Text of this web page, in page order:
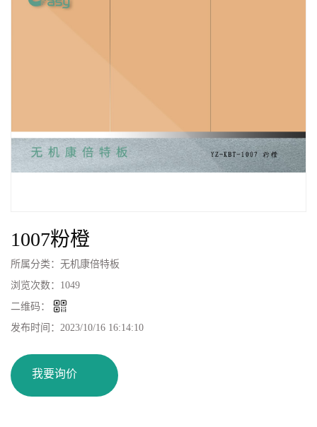
1007粉橙
所属分类： 无机康倍特板
浏览次数： 1049
二维码：
发布时间： 2023/10/16 16:14:10
我要询价